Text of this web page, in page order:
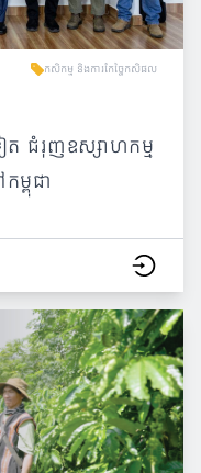
កសិកម្ម និងការកែច្នៃកសិផល
ត ជំរុញឧស្សាហកម្ម
ម្ពុជា